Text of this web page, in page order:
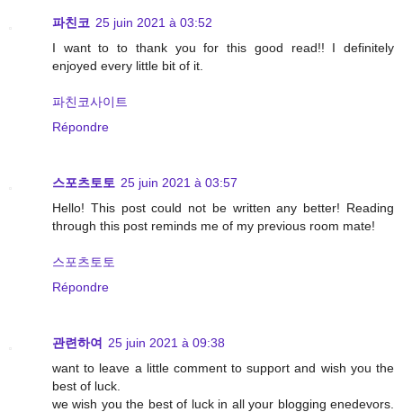
파친코 25 juin 2021 à 03:52
I want to to thank you for this good read!! I definitely
enjoyed every little bit of it.
파친코사이트
Répondre
스포츠토토 25 juin 2021 à 03:57
Hello! This post could not be written any better! Reading
through this post reminds me of my previous room mate!
스포츠토토
Répondre
관련하여
25 juin 2021 à 09:38
want to leave a little comment to support and wish you the
best of luck.
we wish you the best of luck in all your blogging enedevors.